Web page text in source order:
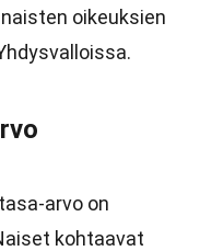
oikeuksien
arvo on
kohtaavat